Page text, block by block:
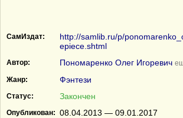
СамИздат:
http://samlib.ru/p/
epiece.shtml
Автор: Пономаренко Олег Игоревич
Жанр:
Фэнтези
Статус: Закончен
Опубликован: 08.04.2013 — 09.01.2017